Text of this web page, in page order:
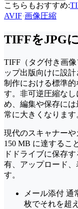
こちらもおすすめ:
AVIF·画像圧縮
TIFFをJPG
TIFF（タグ付き画
ップ出版向けに設
制作における標準
す。非可逆圧縮な
め、編集や保存に
常に大きくなります
現代のスキャナー
150 MB に達するこ
ドドライブに保存
有、アップロード
す。
メール添付 通
枚でそれを超